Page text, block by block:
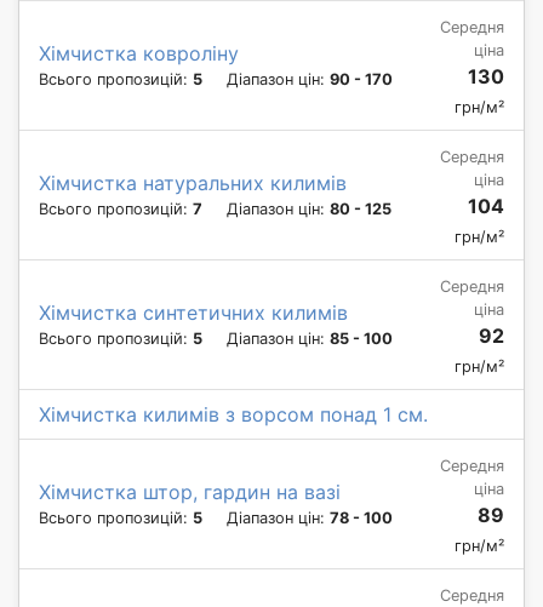
Хімчистка ковроліну
Всього пропозицій: 5 Діапазон цін: 90 - 170
Середня
ціна
130
грн/м²
Хімчистка натуральних килимів
Всього пропозицій: 7 Діапазон цін: 80 - 125
Середня
ціна
104
грн/м²
Хімчистка синтетичних килимів
Всього пропозицій: 5 Діапазон цін: 85 - 100
Середня
ціна
92
грн/м²
Хімчистка килимів з ворсом понад 1 см.
Хімчистка штор, гардин на вазі
Всього пропозицій: 5 Діапазон цін: 78 - 100
Середня
ціна
89
грн/м²
Середня